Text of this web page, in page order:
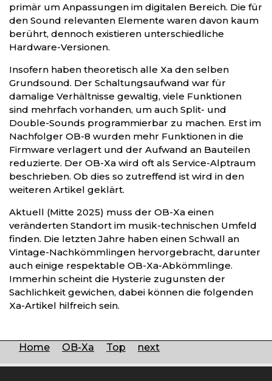
primär um Anpassungen im digitalen Bereich. Die für
den Sound relevanten Elemente waren davon kaum
berührt, dennoch existieren unterschiedliche
Hardware-Versionen.
Insofern haben theoretisch alle Xa den selben
Grundsound. Der Schaltungsaufwand war für
damalige Verhältnisse gewaltig, viele Funktionen
sind mehrfach vorhanden, um auch Split- und
Double-Sounds programmierbar zu machen. Erst im
Nachfolger OB-8 wurden mehr Funktionen in die
Firmware verlagert und der Aufwand an Bauteilen
reduzierte. Der OB-Xa wird oft als Service-Alptraum
beschrieben. Ob dies so zutreffend ist wird in den
weiteren Artikel geklärt.
Aktuell (Mitte 2025) muss der OB-Xa einen
veränderten Standort im musik-technischen Umfeld
finden. Die letzten Jahre haben einen Schwall an
Vintage-Nachkömmlingen hervorgebracht, darunter
auch einige respektable OB-Xa-Abkömmlinge.
Immerhin scheint die Hysterie zugunsten der
Sachlichkeit gewichen, dabei können die folgenden
Xa-Artikel hilfreich sein.
Home OB-Xa Top next